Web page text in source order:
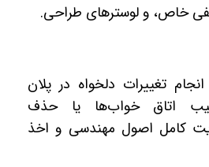
خاص، و لوسترهای طراحی.
انجام تغییرات دلخواه در پلان
اتاق خواب‌ها یا حذف
کامل اصول مهندسی و اخذ